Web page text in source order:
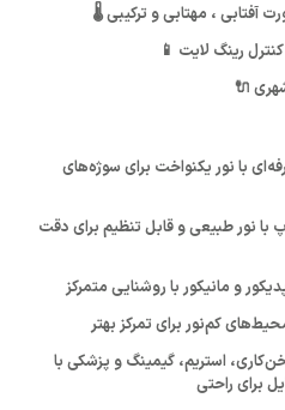
آفتابی ، مهتابی و ترکیبی 🌡️
کنترل رینگ لایت 📱
🔌
با نور یکنواخت برای سوژه‌های
با نور طبیعی و قابل تنظیم برای دقت
و مانیکور با روشنایی متمرکز
کم‌نور برای تمرکز بهتر
استریم، گیمینگ و پزشکی با
برای راحتی